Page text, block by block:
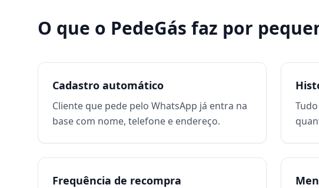
O que o PedeGás faz por
Cadastro automático
Cliente que pede pelo WhatsApp já entra na
base com nome, telefone e endereço.
Frequência de recompra